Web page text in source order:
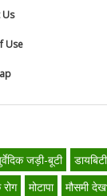
Use
जड़ी-बूटी
मोटापा मौसमी